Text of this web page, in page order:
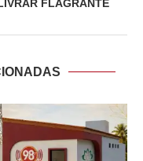
FLAGRANTE